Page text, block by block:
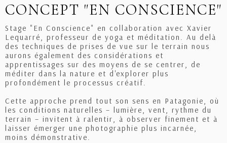
CONCEPT "EN CONSCIENCE"
Stage "En Conscience" en collaboration avec Xavier
Lequarré, professeur de yoga et méditation. Au delà
des techniques de prises de vue sur le terrain nous
aurons également des considérations et
apprentissages sur des moyens de se centrer, de
méditer dans la nature et d'explorer plus
profondément le processus créatif.
Cette approche prend tout son sens en Patagonie, où
les conditions naturelles – lumière, vent, rythme du
terrain – invitent à ralentir, à observer finement et à
laisser émerger une photographie plus incarnée,
moins démonstrative.